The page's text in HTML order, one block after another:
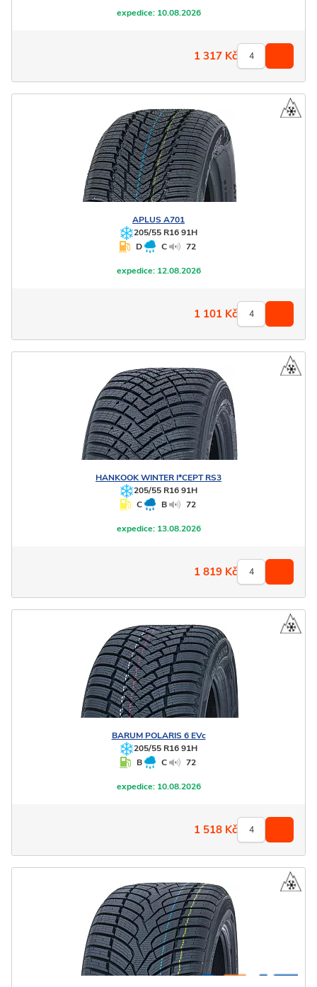
expedice:10.08.2026
1 317 Kč
APLUSA701
205/55 R16 91H
D
C 72
expedice:12.08.2026
1 101 Kč
HANKOOKWINTER I*CEPT RS3
205/55 R16 91H
C
B 72
expedice:13.08.2026
1 819 Kč
BARUMPOLARIS 6 EVc
205/55 R16 91H
B
C 72
expedice:10.08.2026
1 518 Kč